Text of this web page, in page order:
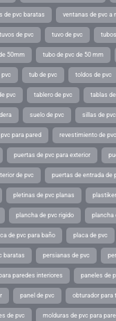
de pvc baratas ventanas de pvc a
tuvos de pvc tuvo de pvc
50mm tubo de pvc de 50 mm
pvc tub de pvc toldos de pvc
pvc tablero de pvc tablas
suelo de pvc sillas de pvc
para pared revestimiento de pvc
puertas de pvc para exterior
de pvc puertas de entrada de
pletinas de pvc planas
plancha de pvc rigido plancha
de pvc para baño placa de pvc
baratas persianas de pvc
paredes interiores paneles de
panel de pvc obturador para
de pvc molduras de pvc para